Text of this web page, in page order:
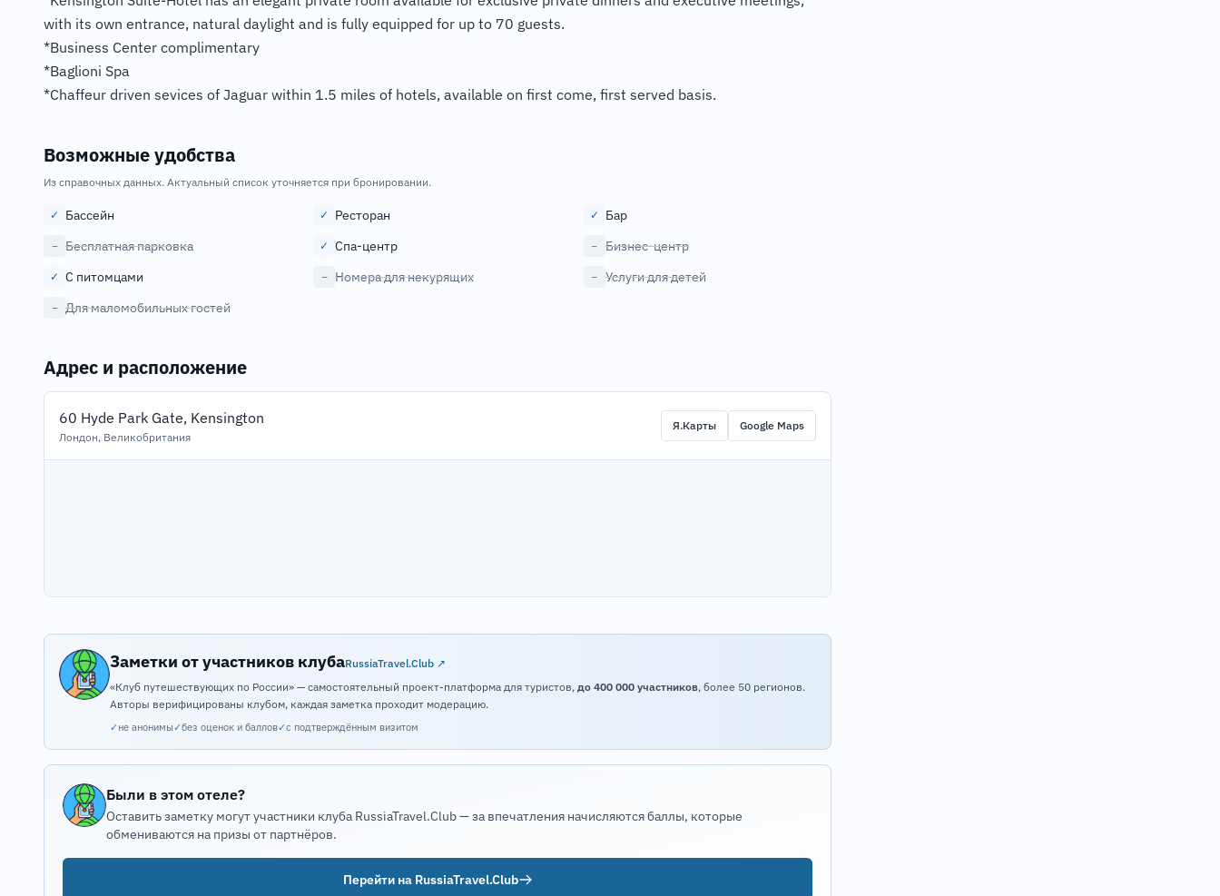
with its own entrance, natural daylight and is fully equipped for up to 70 guests.
*Business Center complimentary
*Baglioni Spa
*Chaffeur driven sevices of Jaguar within 1.5 miles of hotels, available on first come, first served basis.
Возможные удобства
Из справочных данных. Актуальный список уточняется при бронировании.
✓ Бассейн ✓ Ресторан ✓ Бар
− Бесплатная парковка ✓ Спа-центр − Бизнес-центр
✓ С питомцами − Номера для некурящих − Услуги для детей
− Для маломобильных гостей
Адрес и расположение
60 Hyde Park Gate, Kensington
Лондон, Великобритания
Я.Карты Google Maps
Заметки от участников клубаRussiaTravel.Club ↗
«Клуб путешествующих по России» — самостоятельный проект-платформа для туристов, до 400 000 участников, более 50 регионов.
Авторы верифицированы клубом, каждая заметка проходит модерацию.
✓не анонимы✓без оценок и баллов✓с подтверждённым визитом
Были в этом отеле?
Оставить заметку могут участники клуба RussiaTravel.Club — за впечатления начисляются баллы, которые
обмениваются на призы от партнёров.
Перейти на RussiaTravel.Club